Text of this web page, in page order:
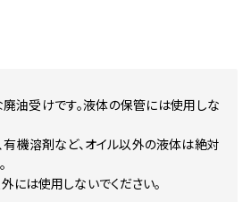
油受けです。液体の保管には使用しな
有機溶剤など、オイル以外の液体は絶対
には使用しないでください。